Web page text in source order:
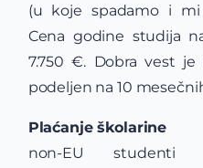
(u koje spadamo i mi
Cena godine studija
7.750 €. Dobra vest
podeljen na 10
Plaćanje školarine
non-EU